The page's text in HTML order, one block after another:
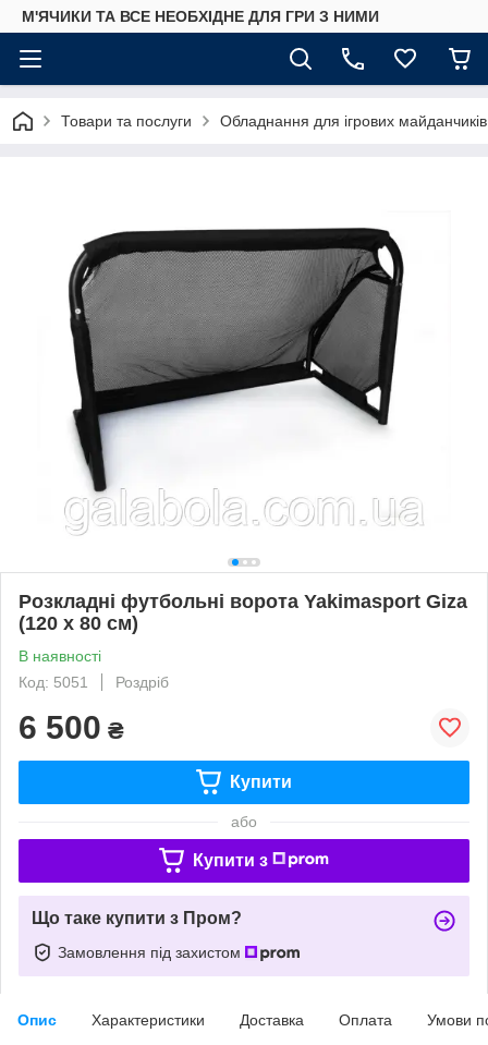
М'ЯЧИКИ ТА ВСЕ НЕОБХІДНЕ ДЛЯ ГРИ З НИМИ
Товари та послуги Обладнання для ігрових майданчиків
Розкладні футбольні ворота Yakimasport Giza
(120 x 80 см)
В наявності
Код: 5051
Роздріб
6 500 ₴
Купити
або
Купити з
Що таке купити з Пром?
Замовлення під захистом
Опис Характеристики Доставка Оплата Умови